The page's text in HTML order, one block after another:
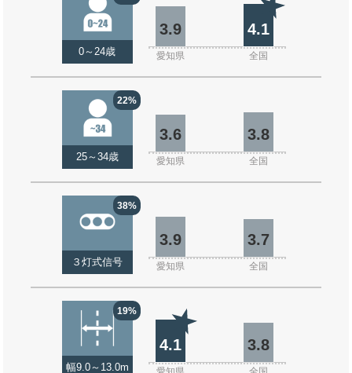
0～24歳
3.9 4.1
愛知県 全国
22%
25～34歳
3.6 3.8
愛知県 全国
38%
３灯式信号
3.9 3.7
愛知県 全国
19%
幅9.0～13.0m
4.1 3.8